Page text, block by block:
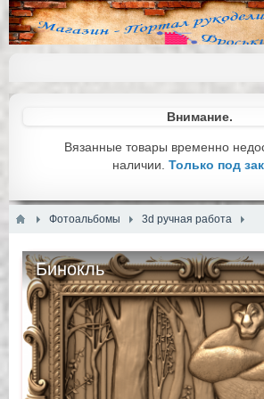
Внимание.
Вязанные товары временно
наличии. Только под
Фотоальбомы 3d ручная работа
Бинокль